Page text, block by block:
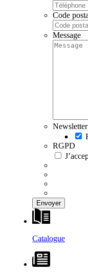
Code
Message
Newsletter
RGPD
Catalogue